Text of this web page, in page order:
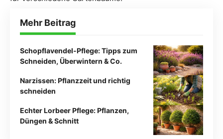
Mehr Beitrag
Schopflavendel-Pflege: Tipps zum
Schneiden, Überwintern & Co.
Narzissen: Pflanzzeit und richtig
schneiden
Echter Lorbeer Pflege: Pflanzen,
Düngen & Schnitt